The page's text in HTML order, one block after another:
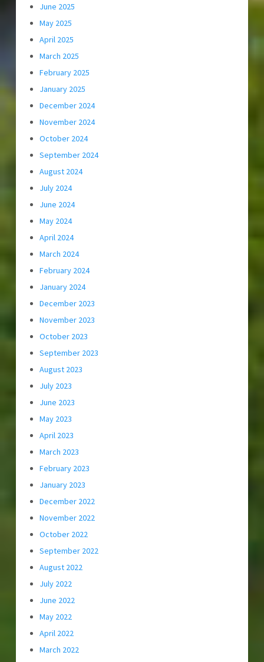
June 2025
May 2025
April 2025
March 2025
February 2025
January 2025
December 2024
November 2024
October 2024
September 2024
August 2024
July 2024
June 2024
May 2024
April 2024
March 2024
February 2024
January 2024
December 2023
November 2023
October 2023
September 2023
August 2023
July 2023
June 2023
May 2023
April 2023
March 2023
February 2023
January 2023
December 2022
November 2022
October 2022
September 2022
August 2022
July 2022
June 2022
May 2022
April 2022
March 2022